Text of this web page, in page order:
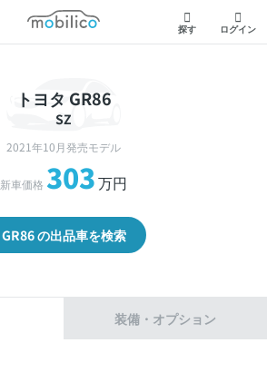
モビリコ
探す ログイン
トヨタ GR86
SZ
2021年10月発売モデル
新車価格 303万円
GR86 の出品車を検索
装備・オプション